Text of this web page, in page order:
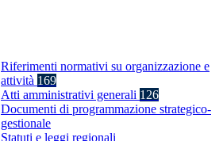
Riferimenti normativi su organizzazione e
attività 169
Atti amministrativi generali 126
Documenti di programmazione strategico-
gestionale
Statuti e leggi regionali